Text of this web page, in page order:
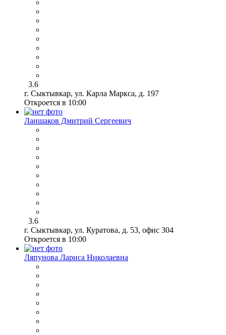
3.6
г. Сыктывкар, ул. Карла Маркса, д. 197
Откроется в 10:00
Ланшаков Дмитрий Сергеевич
3.6
г. Сыктывкар, ул. Куратова, д. 53, офис 304
Откроется в 10:00
Ляпунова Лариса Николаевна